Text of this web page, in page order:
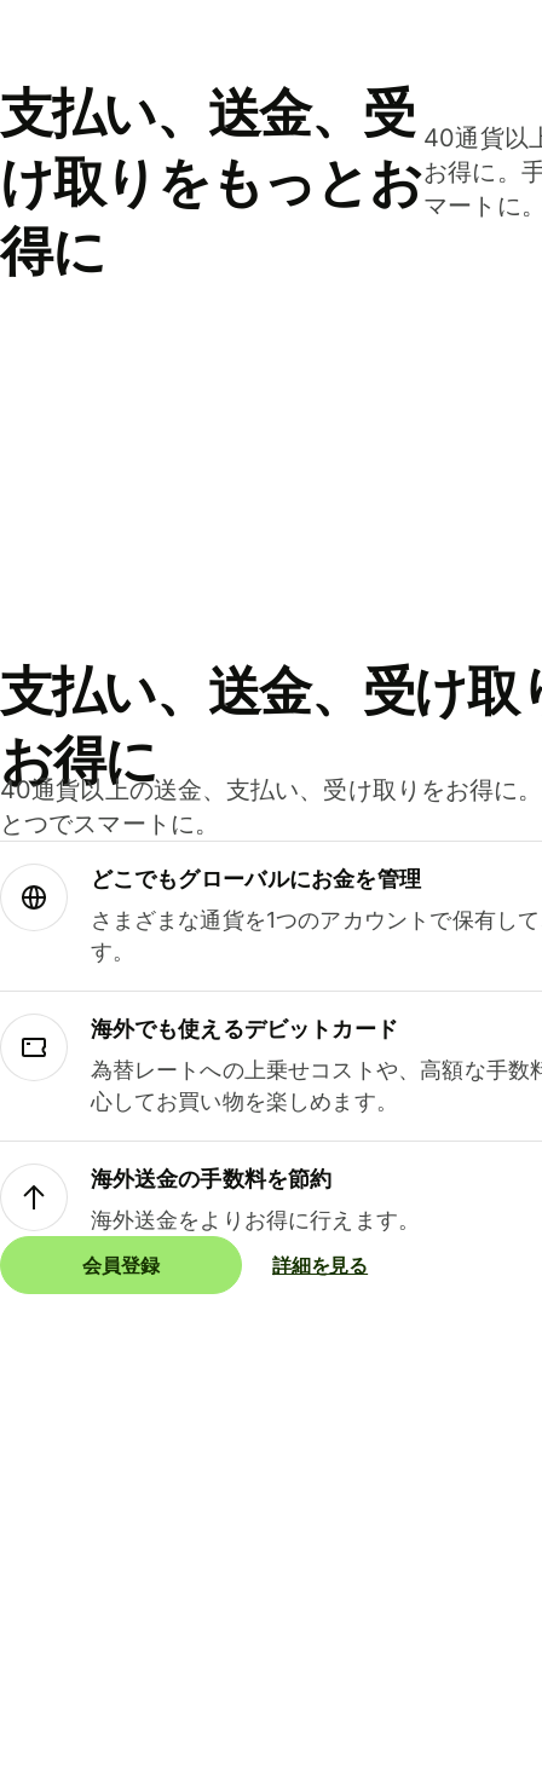
支払い、送金、受
け取りをもっとお
得に
40通貨以
お得に。
マートに
支払い、送金、受け取
お得に
40通貨以上の送金、支払い、受け取りをお得に
とつでスマートに。
どこでもグ⁠ロ⁠ー⁠バ⁠ルにお金を管理
さまざまな通貨を1つのアカウントで保有し
す。
海外でも使えるデビットカード
為替レートへの上乗せコストや、高額な手数
心してお買い物を楽しめます。
海外送金の手数料を節約
海外送金をよりお得に行えます。
会員登録 詳細を見る